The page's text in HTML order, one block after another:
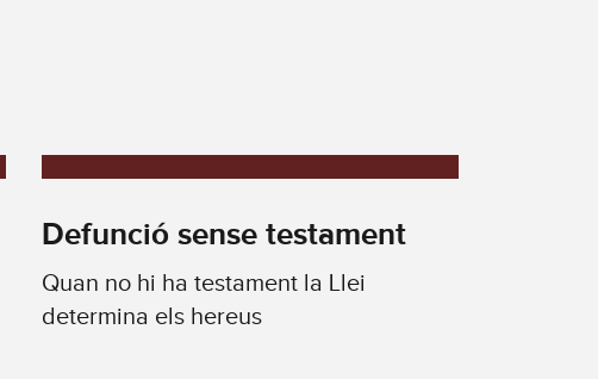
Defunció sense testament
Quan no hi ha testament la Llei
determina els hereus